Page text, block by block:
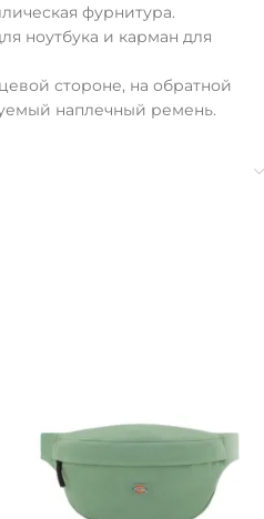
фурнитура.
ноутбука и карман для
стороне, на обратной
наплечный ремень.